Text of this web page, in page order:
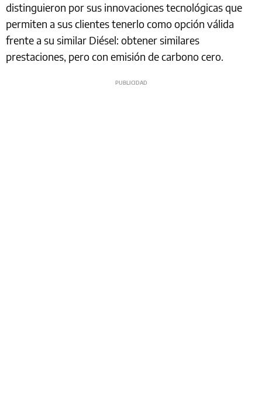
distinguieron por sus innovaciones tecnológicas que
permiten a sus clientes tenerlo como opción válida
frente a su similar Diésel: obtener similares
prestaciones, pero con emisión de carbono cero.